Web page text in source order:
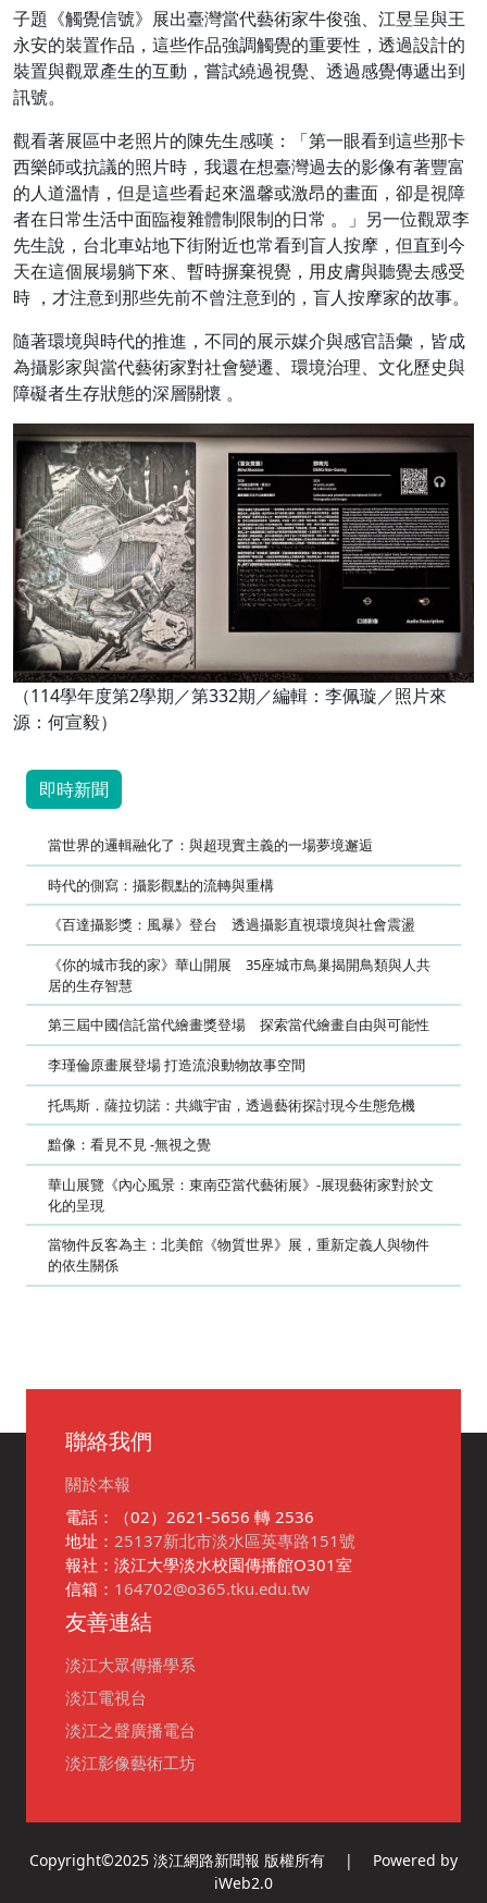
​​子題《觸覺信號》展出臺灣當代藝術家牛俊強、江昱呈與王
永安的裝置作品，​這些作品強調觸覺的重要性，透過設計的
裝置與觀眾產生的互動，嘗試繞過視覺、透過感覺傳遞出到
訊號。
​​觀看著展區中老照片的陳先生感嘆：「第一眼看到這些那卡
西樂師或抗議的照片時，我還在想臺灣過去的影像有著豐富
的人道溫情，但是這些看起來溫馨或激昂的畫面，卻是視障
者在日常生活中面臨複雜體制限制的日常 。」另一位觀眾李
先生說，台北車站地下街附近也常看到盲人按摩，但直到今
天在這個展場躺下來、暫時摒棄視覺，用皮膚與聽覺去感受
時 ，才注意到那些先前不曾注意到的，盲人按摩家的故事。​
​​隨著環境與時代的推進，不同的展示媒介與感官語彙，皆成
為攝影家與當代藝術家對社會變遷、環境治理、文化歷史與
障礙者生存狀態的深層關懷 。​
（114學年度第2學期／第332期／編輯：李佩璇／照片來
源：何宣毅）
即時新聞
當世界的邏輯融化了：與超現實主義的一場夢境邂逅
時代的側寫：攝影觀點的流轉與重構
《百達攝影獎：風暴》登台 透過攝影直視環境與社會震盪
《你的城市我的家》華山開展 35座城市鳥巢揭開鳥類與人共
居的生存智慧
第三屆中國信託當代繪畫獎登場 探索當代繪畫自由與可能性
李瑾倫原畫展登場 打造流浪動物故事空間
托馬斯．薩拉切諾：共織宇宙，透過藝術探討現今生態危機
黯像：看見不見 -無視之覺
華山展覽《內心風景：東南亞當代藝術展》-展現藝術家對於文
化的呈現
當物件反客為主：北美館《物質世界》展，重新定義人與物件
的依生關係
聯絡我們
關於本報
電話：（02）2621-5656 轉 2536
地址： 25137新北市淡水區英專路151號
報社：淡江大學淡水校園傳播館O301室
信箱： 164702@o365.tku.edu.tw
友善連結
淡江大眾傳播學系
淡江電視台
淡江之聲廣播電台
淡江影像藝術工坊
Copyright©2025 淡江網路新聞報 版權所有 | Powered by
iWeb2.0